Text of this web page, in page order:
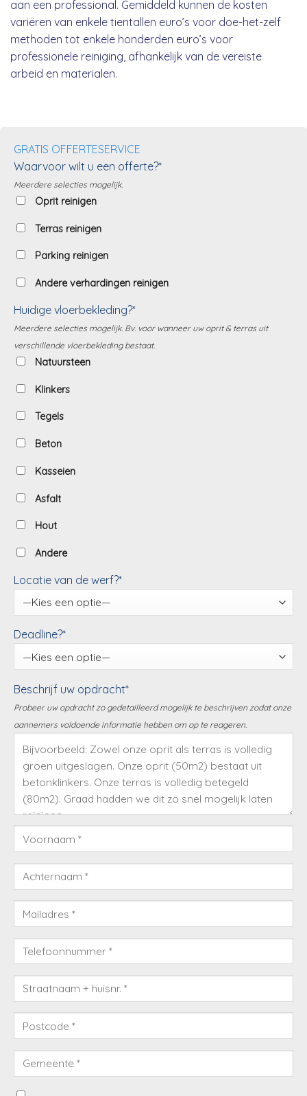
aan een professional. Gemiddeld kunnen de kosten
variëren van enkele tientallen euro’s voor doe-het-zelf
methoden tot enkele honderden euro’s voor
professionele reiniging, afhankelijk van de vereiste
arbeid en materialen.
GRATIS OFFERTESERVICE
Waarvoor wilt u een offerte?*
Meerdere selecties mogelijk.
Oprit reinigen
Terras reinigen
Parking reinigen
Andere verhardingen reinigen
Huidige vloerbekleding?*
Meerdere selecties mogelijk. Bv. voor wanneer uw oprit & terras uit
verschillende vloerbekleding bestaat.
Natuursteen
Klinkers
Tegels
Beton
Kasseien
Asfalt
Hout
Andere
Locatie van de werf?*
Deadline?*
Beschrijf uw opdracht*
Probeer uw opdracht zo gedetailleerd mogelijk te beschrijven zodat onze
aannemers voldoende informatie hebben om op te reageren.